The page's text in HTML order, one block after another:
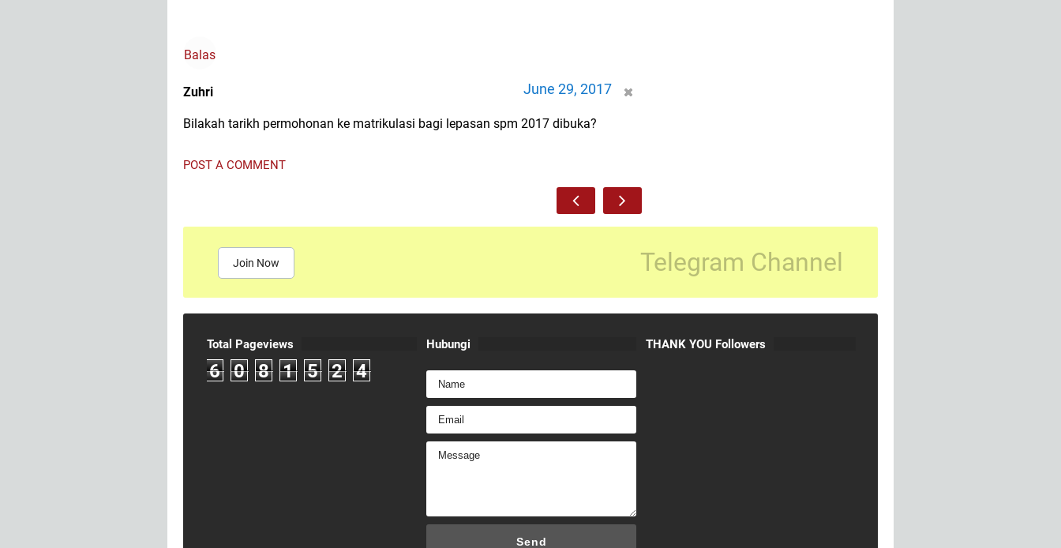
Balas
Zuhri June 29, 2017
Bilakah tarikh permohonan ke matrikulasi bagi lepasan spm 2017 dibuka?
POST A COMMENT
Join Now Telegram Channel
Total Pageviews
6 0 8 1 5 2 4
Hubungi THANK YOU Followers